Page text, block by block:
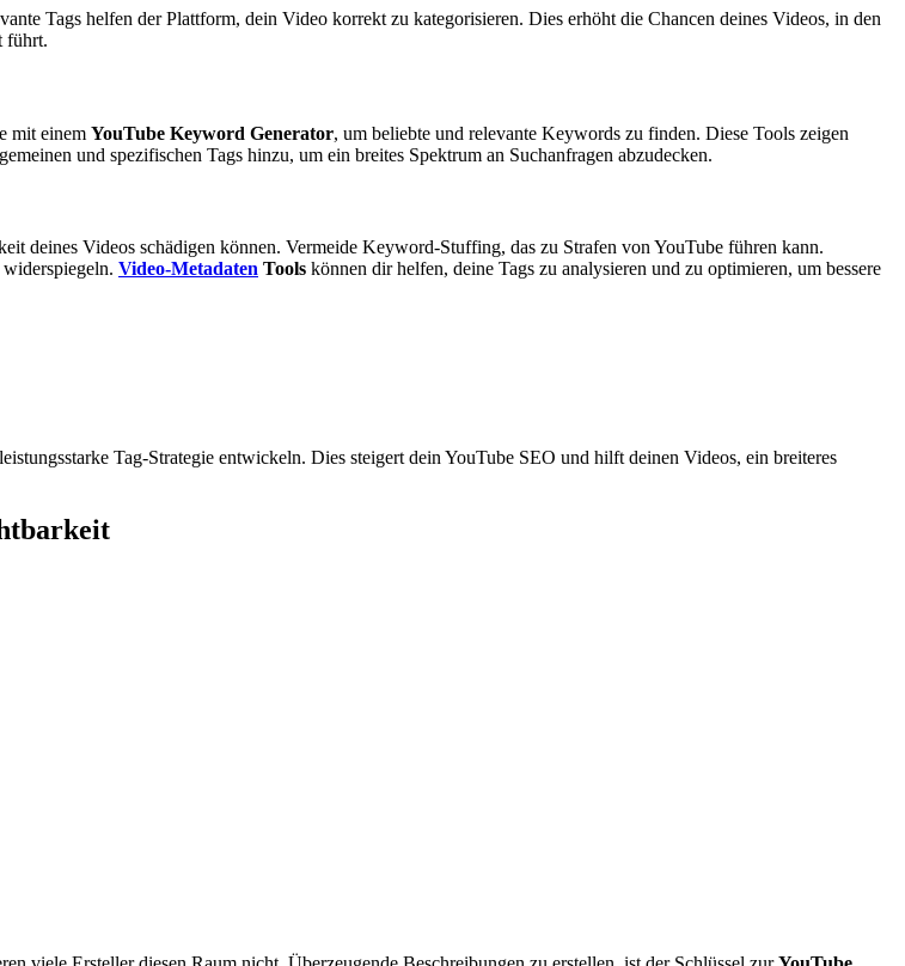
Tags helfen der Plattform, dein Video korrekt zu kategorisieren. Dies erhöht die Chancen deines Videos, in den
führt.
mit einem YouTube Keyword Generator, um beliebte und relevante Keywords zu finden. Diese Tools zeigen
und spezifischen Tags hinzu, um ein breites Spektrum an Suchanfragen abzudecken.
deines Videos schädigen können. Vermeide Keyword-Stuffing, das zu Strafen von YouTube führen kann.
widerspiegeln. Video-Metadaten Tools können dir helfen, deine Tags zu analysieren und zu optimieren, um bessere
Tag-Strategie entwickeln. Dies steigert dein YouTube SEO und hilft deinen Videos, ein breiteres